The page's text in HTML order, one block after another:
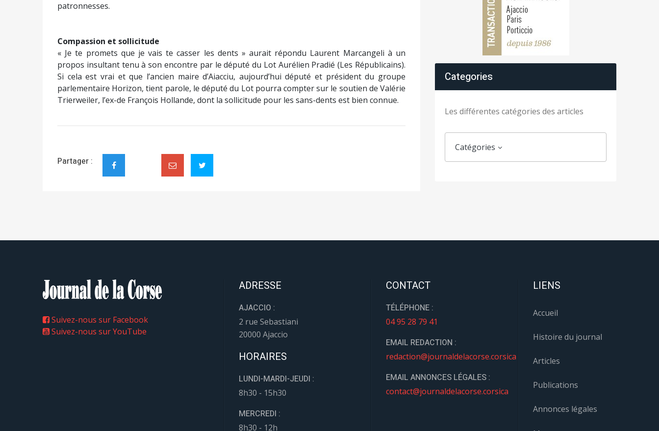
patronnesses.
Compassion et sollicitude
« Je te promets que je vais te casser les dents » aurait répondu Laurent Marcangeli à un
propos insultant tenu à son encontre par le député du Lot Aurélien Pradié (Les Républicains).
Si cela est vrai et que l’ancien maire d’Aiacciu, aujourd’hui député et président du groupe
parlementaire Horizon, tient parole, le député du Lot pourra compter sur le soutien de Valérie
Trierweiler, l’ex-de François Hollande, dont la sollicitude pour les sans-dents est bien connue.
Partager :
Categories
Les différentes catégories des articles
Catégories
Suivez-nous sur Facebook
Suivez-nous sur YouTube
ADRESSE
AJACCIO :
2 rue Sebastiani
20000 Ajaccio
HORAIRES
LUNDI-MARDI-JEUDI :
8h30 - 15h30
MERCREDI :
8h30 - 12h
CONTACT
TÉLÉPHONE :
04 95 28 79 41
EMAIL REDACTION :
redaction@journaldelacorse.corsica
EMAIL ANNONCES LÉGALES :
contact@journaldelacorse.corsica
LIENS
Accueil
Histoire du journal
Articles
Publications
Annonces légales